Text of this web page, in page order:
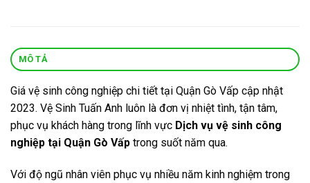
MÔ TẢ
Giá vệ sinh công nghiệp chi tiết tại Quận Gò Vấp cập nhật
2023. Vệ Sinh Tuấn Anh luôn là đơn vị nhiệt tình, tận tâm,
phục vụ khách hàng trong lĩnh vực Dịch vụ vệ sinh công
nghiệp tại Quận Gò Vấp trong suốt năm qua.
Với độ ngũ nhân viên phục vụ nhiều năm kinh nghiệm trong